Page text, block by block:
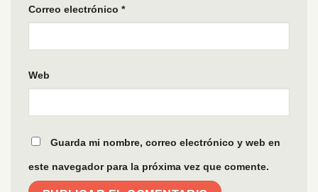
Correo electrónico *
Web
Guarda mi nombre, correo electrónico y web en
este navegador para la próxima vez que comente.